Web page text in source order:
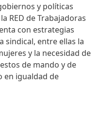
y políticas
RED de Trabajadoras
con estrategias
sindical, entre ellas la
y la necesidad de
de mando y de
en igualdad de